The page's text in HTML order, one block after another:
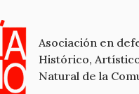
Asociación en
Histórico,
Natural de la